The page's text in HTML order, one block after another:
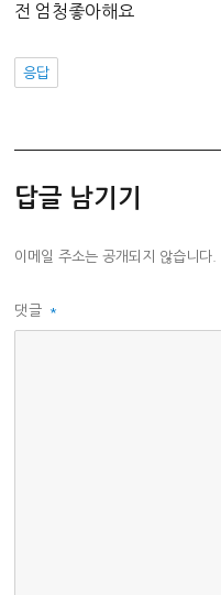
전 엄청좋아해요
응답
답글 남기기
이메일 주소는 공개되지 않습니다.
댓글 *